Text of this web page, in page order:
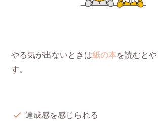
やる気が出ないときは紙の本を読むと
す。
達成感を感じられる